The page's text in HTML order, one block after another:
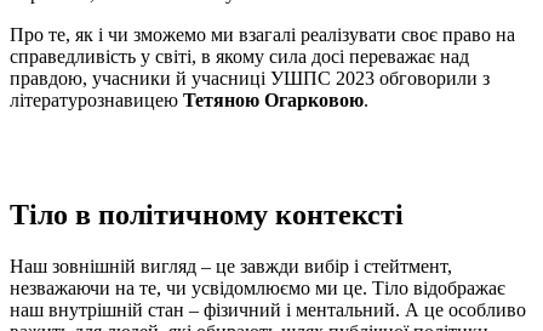
Про те, як і чи зможемо ми взагалі реалізувати своє право на
справедливість у світі, в якому сила досі переважає над
правдою, учасники й учасниці УШПС 2023 обговорили з
літературознавицею Тетяною Огарковою.
Тіло в політичному контексті
Наш зовнішній вигляд – це завжди вибір і стейтмент,
незважаючи на те, чи усвідомлюємо ми це. Тіло відображає
наш внутрішній стан – фізичний і ментальний. А це особливо